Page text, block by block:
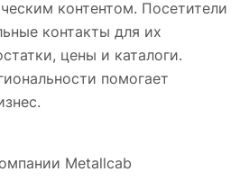
контентом. Посетители
контакты для их
цены и каталоги.
помогает
Metallcab